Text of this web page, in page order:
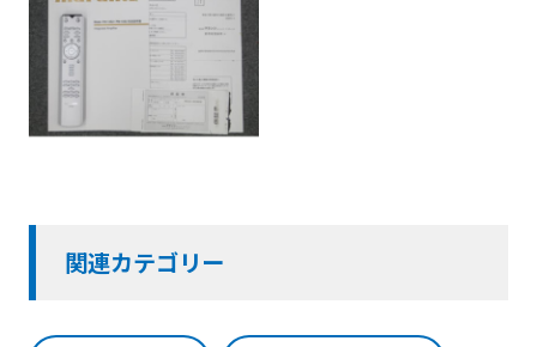
関連カテゴリー